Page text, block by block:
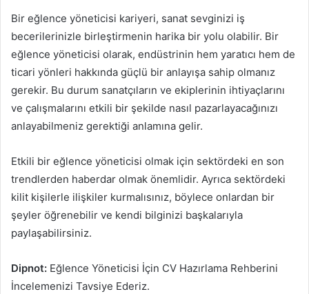
Bir eğlence yöneticisi kariyeri, sanat sevginizi iş
becerilerinizle birleştirmenin harika bir yolu olabilir. Bir
eğlence yöneticisi olarak, endüstrinin hem yaratıcı hem de
ticari yönleri hakkında güçlü bir anlayışa sahip olmanız
gerekir. Bu durum sanatçıların ve ekiplerinin ihtiyaçlarını
ve çalışmalarını etkili bir şekilde nasıl pazarlayacağınızı
anlayabilmeniz gerektiği anlamına gelir.
Etkili bir eğlence yöneticisi olmak için sektördeki en son
trendlerden haberdar olmak önemlidir. Ayrıca sektördeki
kilit kişilerle ilişkiler kurmalısınız, böylece onlardan bir
şeyler öğrenebilir ve kendi bilginizi başkalarıyla
paylaşabilirsiniz.
Dipnot: Eğlence Yöneticisi İçin CV Hazırlama Rehberini
İncelemenizi Tavsiye Ederiz.